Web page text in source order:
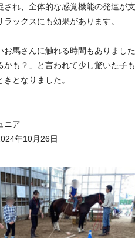
され、全体的な感覚機能の発達が支
ラックスにも効果があります。
お馬さんに触れる時間もありました
かも？」と言われて少し驚いた子
となりました。
ニア
年10月26日